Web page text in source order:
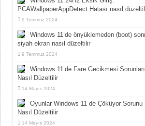
PCAWallpaperAppDetect Hatası nasıl
9 Temmuz 2024
Windows 11’de önyüklemeden (boot)
siyah ekran nasıl düzeltilir
9 Temmuz 2024
Windows 11’de Fare Gecikmesi Sorunları
Nasıl Düzeltilir
14 Mayıs 2024
Oyunlar Windows 11 de Çöküyor Sorunu
Nasıl Düzeltilir
14 Mayıs 2024